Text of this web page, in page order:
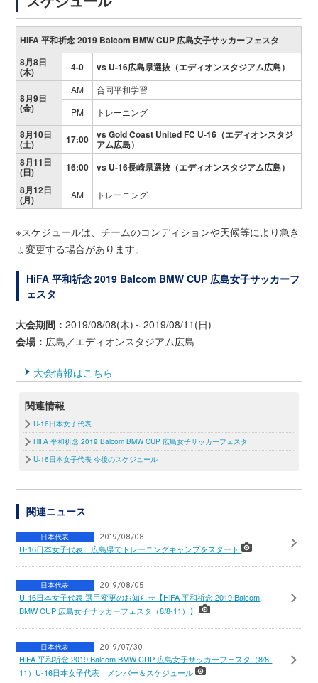
HiFA 平和祈念 2019 Balcom BMW CUP 広島女子サッカーフェスタ
8月8日
(木) 4-0 vs U-16広島県選抜（エディオンスタジアム広島）
8月9日
(金)
AM
合同平和学習
PM
トレーニング
8月10日
(土) 17:00 vs Gold Coast United FC U-16（エディオンスタジ
アム広島）
8月11日
(日) 16:00
vs U-16長崎県選抜（エディオンスタジアム広島）
8月12日
(月) AM トレーニング
※スケジュールは、チームのコンディションや天候等により急き
ょ変更する場合があります。
HiFA 平和祈念 2019 Balcom BMW CUP 広島女子サッカーフ
ェスタ
大会期間：2019/08/08(木)～2019/08/11(日)
会場： 広島／エディオンスタジアム広島
大会情報はこちら
関連情報
U-16日本女子代表
HiFA 平和祈念 2019 Balcom BMW CUP 広島女子サッカーフェスタ
U-16日本女子代表 今後のスケジュール
関連ニュース
日本代表 2019/08/08
U-16日本女子代表 広島県でトレーニングキャンプをスタート
日本代表 2019/08/05
U-16日本女子代表 選手変更のお知らせ【HiFA 平和祈念 2019 Balcom
BMW CUP 広島女子サッカーフェスタ（8/8-11）】
日本代表 2019/07/30
HiFA 平和祈念 2019 Balcom BMW CUP 広島女子サッカーフェスタ（8/8-
11）U-16日本女子代表 メンバー＆スケジュール